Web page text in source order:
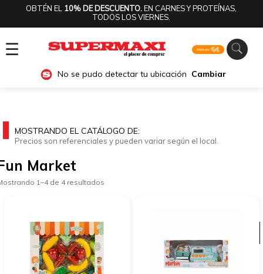
OBTÉN EL 10% DE DESCUENTO.EN CARNES Y PROTEÍNAS,
TODOS LOS VIERNES.
☰
No se pudo detectar tu ubicación Cambiar
MOSTRANDO EL CATÁLOGO DE:
Precios son referenciales y pueden variar según el local.
Market
1–4 de 4 resultados